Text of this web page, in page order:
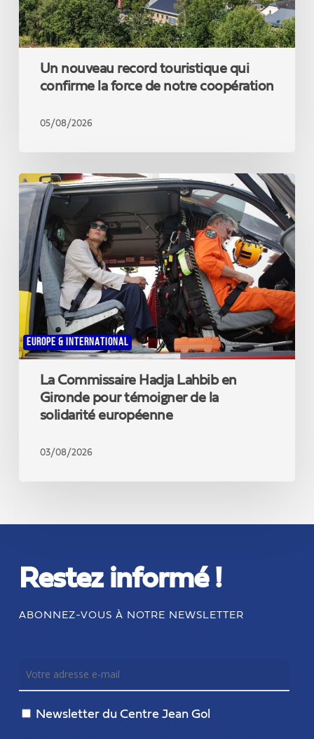
notre
coopération
Un nouveau record touristique qui
confirme la force de notre coopération
05/08/2026
EUROPE & INTERNATIONAL
La
Commissaire
Hadja
Lahbib
en
Gironde
pour
témoigner
de
solidarité
européenne
La Commissaire Hadja Lahbib en
Gironde pour témoigner de la
solidarité européenne
03/08/2026
Restez informé !
ABONNEZ-VOUS À NOTRE NEWSLETTER
Newsletter du Centre Jean Gol